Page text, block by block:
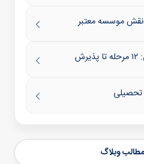
نقش موسسه معتبر
وبلاگ